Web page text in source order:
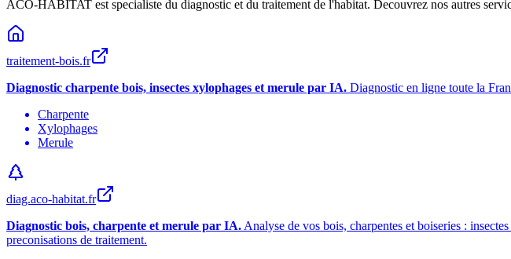
ACO-HABITAT est specialiste du diagnostic et du traitement de l'habitat. Decouvrez nos autres
traitement-bois.fr
Diagnostic charpente bois, insectes xylophages et merule par IA. Diagnostic en ligne toute la
Charpente
Xylophages
Merule
diag.aco-habitat.fr
Diagnostic bois, charpente et merule par IA.Analyse de vos bois, charpentes et boiseries :
preconisations de traitement.